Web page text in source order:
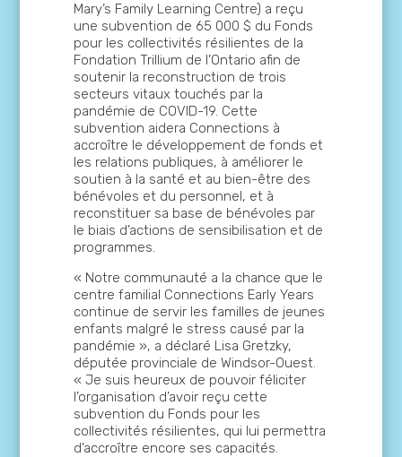
Mary’s Family Learning Centre) a reçu
une subvention de 65 000 $ du Fonds
pour les collectivités résilientes de la
Fondation Trillium de l’Ontario afin de
soutenir la reconstruction de trois
secteurs vitaux touchés par la
pandémie de COVID-19. Cette
subvention aidera Connections à
accroître le développement de fonds et
les relations publiques, à améliorer le
soutien à la santé et au bien-être des
bénévoles et du personnel, et à
reconstituer sa base de bénévoles par
le biais d’actions de sensibilisation et de
programmes.
« Notre communauté a la chance que le
centre familial Connections Early Years
continue de servir les familles de jeunes
enfants malgré le stress causé par la
pandémie », a déclaré Lisa Gretzky,
députée provinciale de Windsor-Ouest.
« Je suis heureux de pouvoir féliciter
l’organisation d’avoir reçu cette
subvention du Fonds pour les
collectivités résilientes, qui lui permettra
d’accroître encore ses capacités.